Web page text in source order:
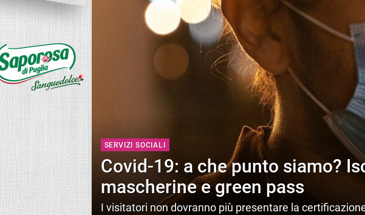
SERVIZI SOCIALI
Covid-19: a che punto siamo?
mascherine e green pass
I visitatori non dovranno più presentare la